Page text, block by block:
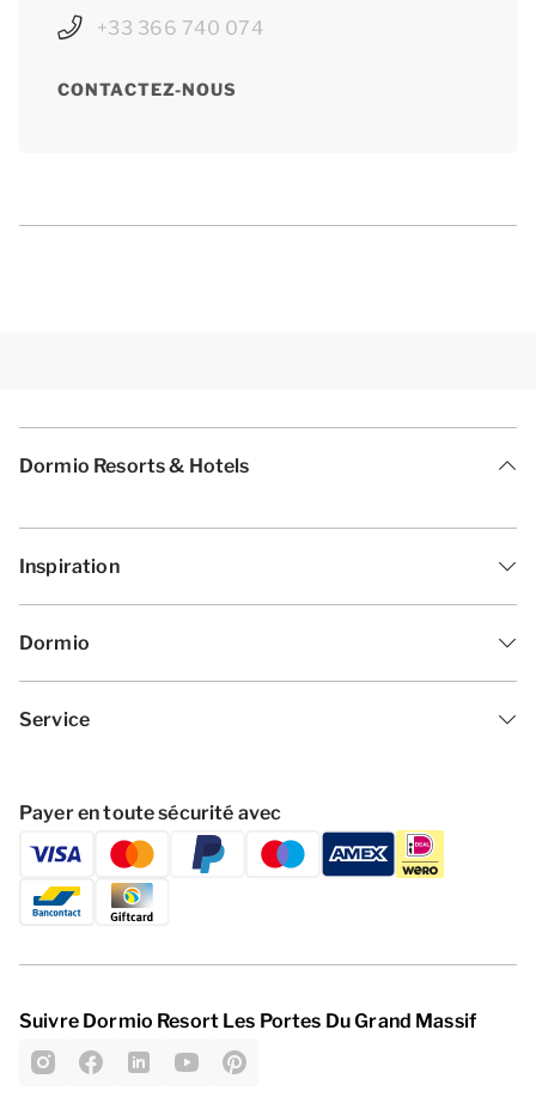
+33 366 740 074
CONTACTEZ-NOUS
Dormio Resorts & Hotels
Inspiration
Dormio
Service
Payer en toute sécurité avec
Suivre Dormio Resort Les Portes Du Grand Massif